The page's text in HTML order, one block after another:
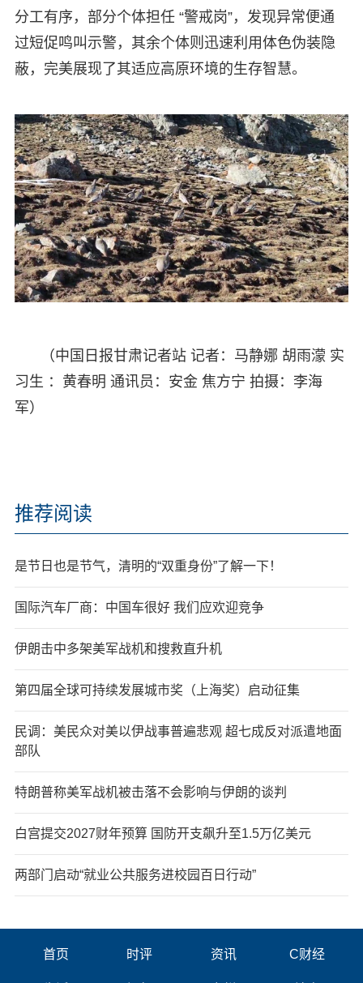
分工有序，部分个体担任 “警戒岗”，发现异常便通
过短促鸣叫示警，其余个体则迅速利用体色伪装隐
蔽，完美展现了其适应高原环境的生存智慧。
（中国日报甘肃记者站 记者：马静娜 胡雨濛 实
习生 ：黄春明 通讯员：安金 焦方宁 拍摄：李海
军）
推荐阅读
是节日也是节气，清明的“双重身份”了解一下！
国际汽车厂商：中国车很好 我们应欢迎竞争
伊朗击中多架美军战机和搜救直升机
第四届全球可持续发展城市奖（上海奖）启动征集
民调：美民众对美以伊战事普遍悲观 超七成反对派遣地面
部队
特朗普称美军战机被击落不会影响与伊朗的谈判
白宫提交2027财年预算 国防开支飙升至1.5万亿美元
两部门启动“就业公共服务进校园百日行动”
首页 时评 资讯 C财经